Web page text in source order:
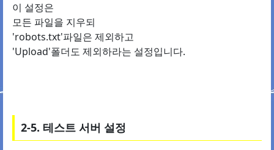
이 설정은
모든 파일을 지우되
'robots.txt'파일은 제외하고
'Upload'폴더도 제외하라는 설정입니다.
2-5. 테스트 서버 설정